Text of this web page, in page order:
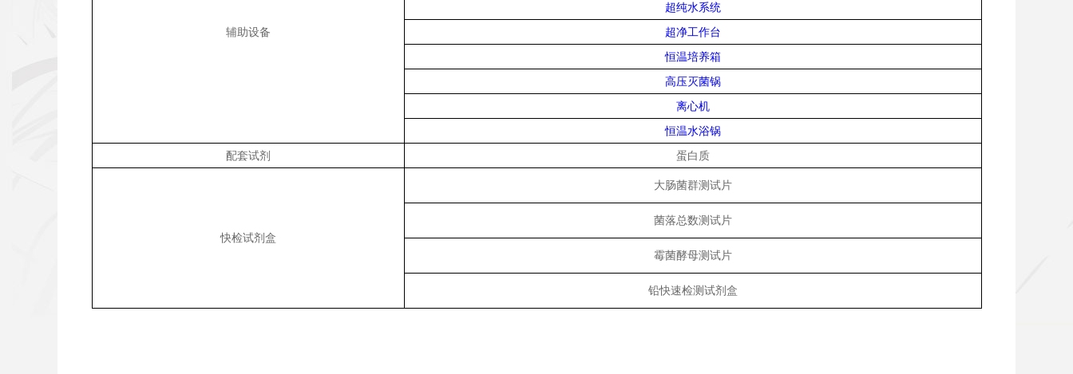
辅助设备
超纯水系统
超净工作台
恒温培养箱
高压灭菌锅
离心机
恒温水浴锅
配套试剂
蛋白质
快检试剂盒
大肠菌群测试片
菌落总数测试片
霉菌酵母测试片
铅快速检测试剂盒